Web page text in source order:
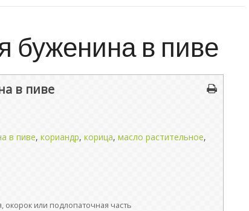
буженина в пиве
в пиве
в пиве, кориандр, корица, масло растительное,
окорок или подлопаточная часть